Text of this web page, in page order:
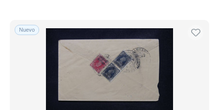
Nuevo